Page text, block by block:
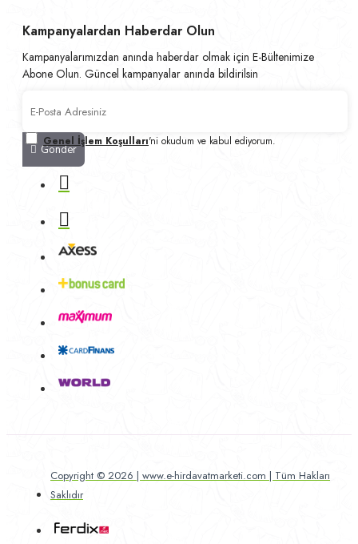
Kampanyalardan Haberdar Olun
Kampanyalarımızdan anında haberdar olmak için E-Bültenimize
Abone Olun. Güncel kampanyalar anında bildirilsin
Gönder
Genel İşlem Koşulları'ni okudum ve kabul ediyorum.
Copyright © 2026 | www.e-hirdavatmarketi.com | Tüm Hakları
Saklıdır